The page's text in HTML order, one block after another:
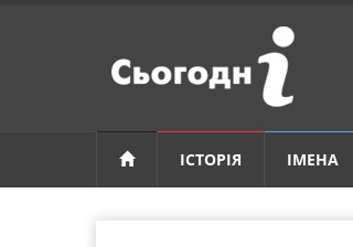
ІСТОРІЯ ІМЕНА